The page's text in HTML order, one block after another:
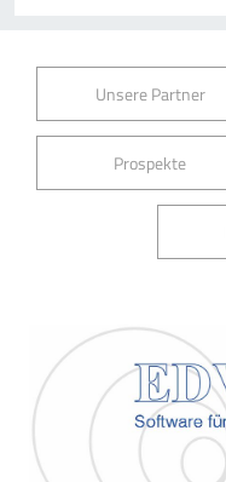
Unsere Partner
Prospekte